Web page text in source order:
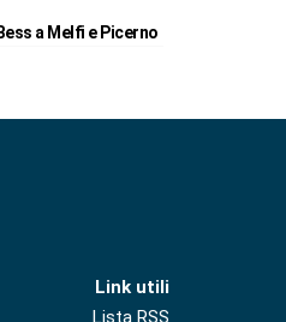
a Melfi e Picerno
Link utili
Lista RSS